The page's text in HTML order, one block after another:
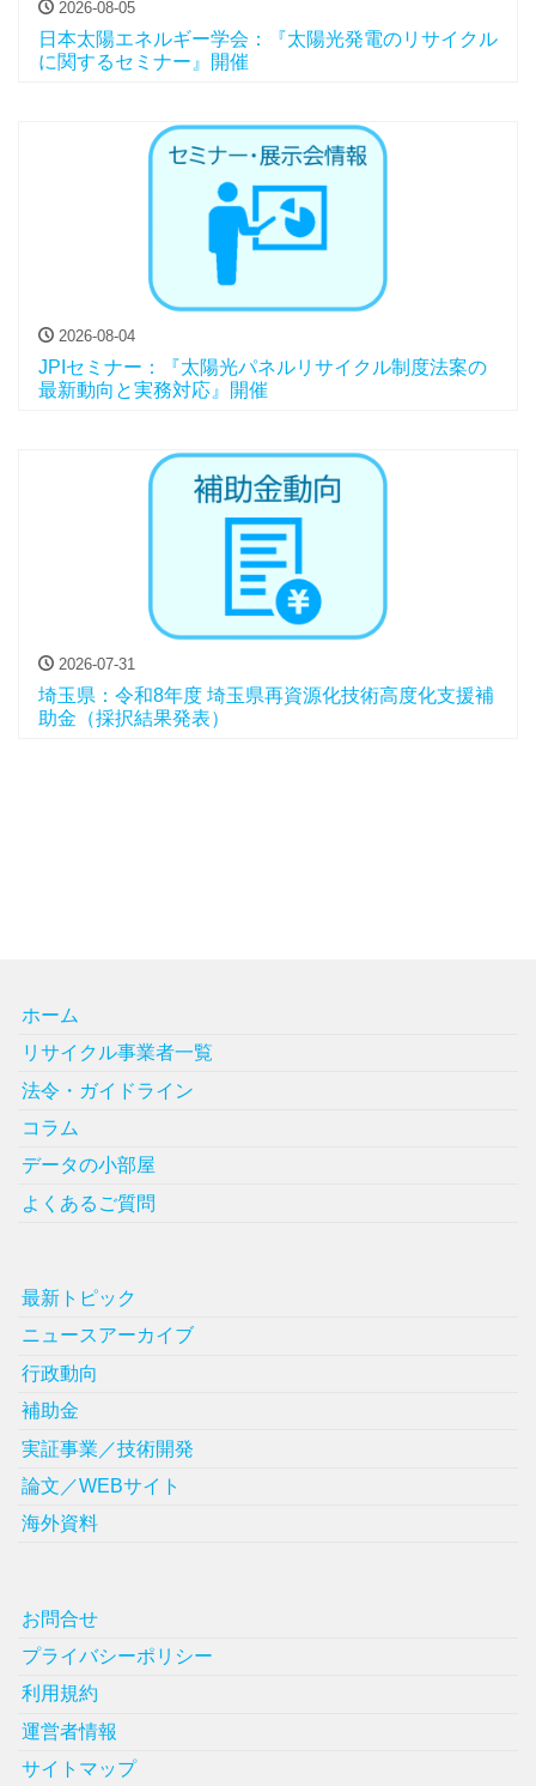
2026-08-05
日本太陽エネルギー学会：『太陽光発電のリサイクル
に関するセミナー』開催
2026-08-04
JPIセミナー：『太陽光パネルリサイクル制度法案の
最新動向と実務対応』開催
2026-07-31
埼玉県：令和8年度 埼玉県再資源化技術高度化支援補
助金（採択結果発表）
ホーム
リサイクル事業者一覧
法令・ガイドライン
コラム
データの小部屋
よくあるご質問
最新トピック
ニュースアーカイブ
行政動向
補助金
実証事業／技術開発
論文／WEBサイト
海外資料
お問合せ
プライバシーポリシー
利用規約
運営者情報
サイトマップ